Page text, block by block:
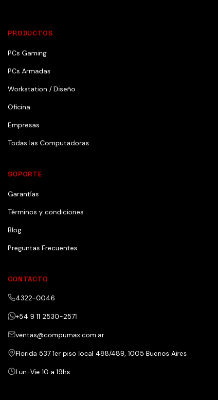
PRODUCTOS
PCs Gaming
PCs Armadas
Workstation / Diseño
Oficina
Empresas
Todas las Computadoras
SOPORTE
Garantías
Términos y condiciones
Blog
Preguntas Frecuentes
CONTACTO
4322-0046
+54 9 11 2530-2571
ventas@compumax.com.ar
Florida 537 1er piso local 488/489, 1005 Buenos Aires
Lun-Vie 10 a 19hs